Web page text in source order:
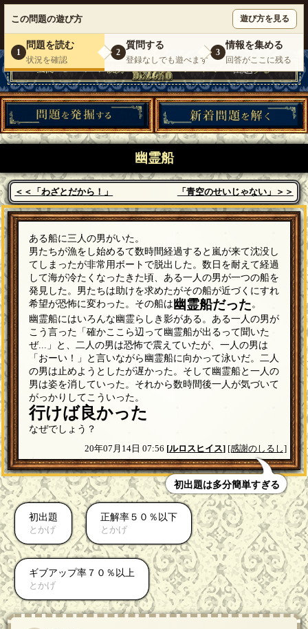
いらっしゃいませ。ゲスト |お問い合わせ
|
幽霊船
＜＜「わざとだから！」 「青空のせいじゃない」＞＞
この問題の遊び方 遊び方を見る
1
問題を読む
状況を確認
2
質問する
登録なしでも遊べます
3
情報を集める
回答がここに残る
ある船に三人の男がいた。
男たちが漁をし始めるて数時間経過すると嵐が来て沈没し
てしまったが非常用ボートで脱出した。数日を耐えて経過
して海が冷たくなったきた頃、ある一人の男が一つの船を
発見した。男たちは助けを求めたがその船が近づくにすれ
希望が恐怖に変わった。その船は 幽霊船だった。
幽霊船にはいろんな幽霊らしき影がある。ある一人の男が
こう言った「確かここら辺って幽霊船が出るって聞いた
ぜ...」と、二人の男は恐怖で震えていたが、一人の男は
「おーい！」と言いながら幽霊船に向かって泳いだ。二人
の男は止めようとしたが遅かった。そして幽霊船と一人の
男は姿を消していった。それから数時間後一人が気づいて
がっかりしてこういった。
行けば良かった
なぜでしょう？
20年07月14日 07:56 [ルロスヒイス] [感謝のしるし]
初出題は多分簡単すぎる
初出題
とかげ
正解率５０％以下
とかげ
ギブアップ率７０％以上
とかげ